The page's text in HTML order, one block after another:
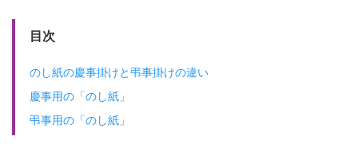
目次
のし紙の慶事掛けと弔事掛けの違い
慶事用の「のし紙」
弔事用の「のし紙」